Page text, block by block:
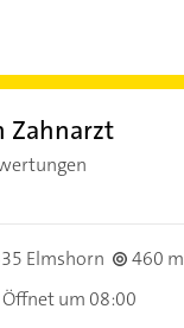
Zahnarzt
Elmshorn
460 m
Öffnet um 08:00